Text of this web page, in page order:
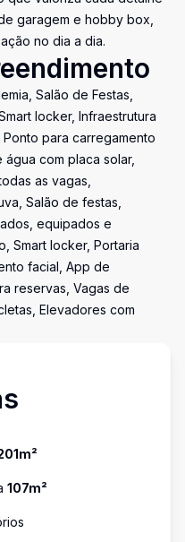
garagem e hobby box,
no dia a dia.
Salão de Festas,
locker, Infraestrutura
para carregamento
com placa solar,
as vagas,
Salão de festas,
equipados e
Smart locker, Portaria
facial, App de
reservas, Vagas de
Elevadores com
m²
107m²
s